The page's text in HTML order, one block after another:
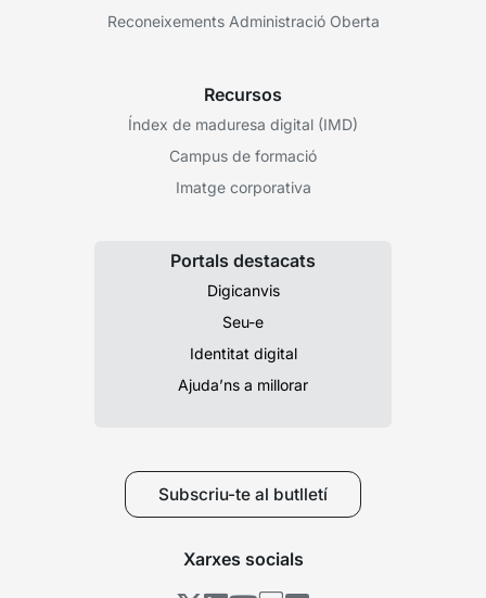
Reconeixements Administració Oberta
Recursos
Índex de maduresa digital (IMD)
Campus de formació
Imatge corporativa
Portals destacats
Digicanvis
Seu-e
Identitat digital
Ajuda’ns a millorar
Subscriu-te al butlletí
Xarxes socials